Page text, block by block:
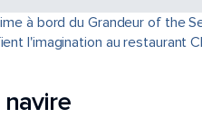
à bord du Grandeur of the
l'imagination au restaurant